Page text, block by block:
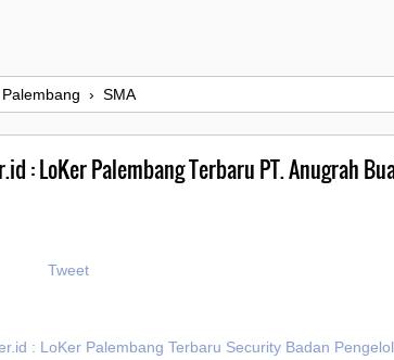
Palembang › SMA
: LoKer Palembang Terbaru PT. Anugrah
Tweet
: LoKer Palembang Terbaru Security Badan